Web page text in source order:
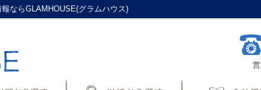
ならGLAMHOUSE(グラムハウス)